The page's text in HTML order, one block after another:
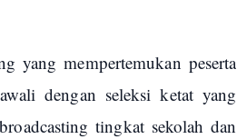
yang mempertemukan peserta
dengan seleksi ketat yang
tingkat sekolah dan